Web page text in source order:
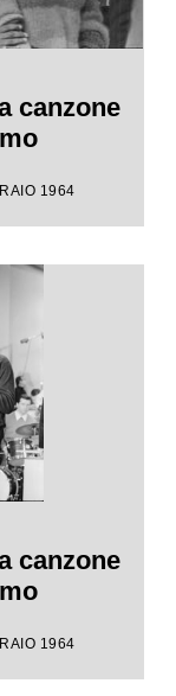
canzone
1964
canzone
1964